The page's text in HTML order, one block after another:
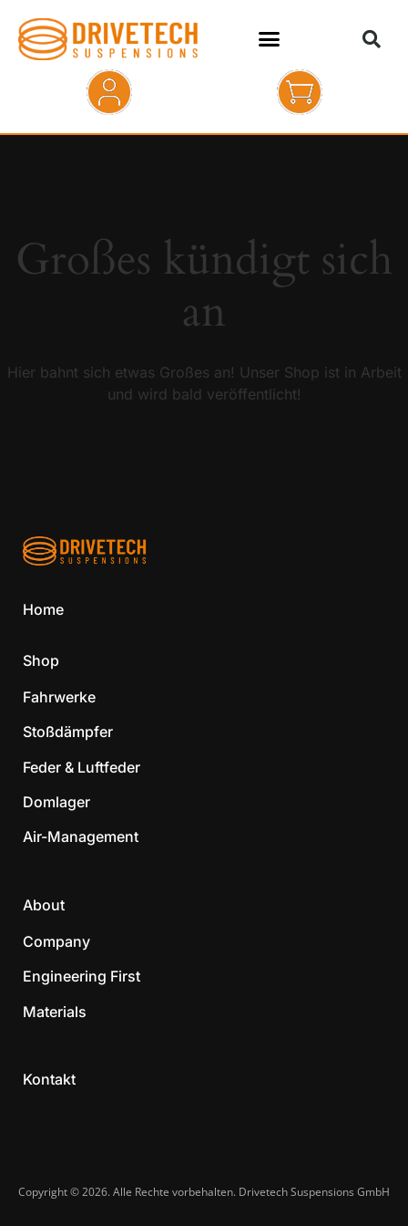
KONTAKT
Großes kündigt sich
an
Hier bahnt sich etwas Großes an! Unser Shop ist in Arbeit
und wird bald veröffentlicht!
Home
Shop
Fahrwerke
Stoßdämpfer
Feder & Luftfeder
Domlager
Air-Management
About
Company
Engineering First
Materials
Kontakt
Copyright © 2026. Alle Rechte vorbehalten. Drivetech Suspensions GmbH​